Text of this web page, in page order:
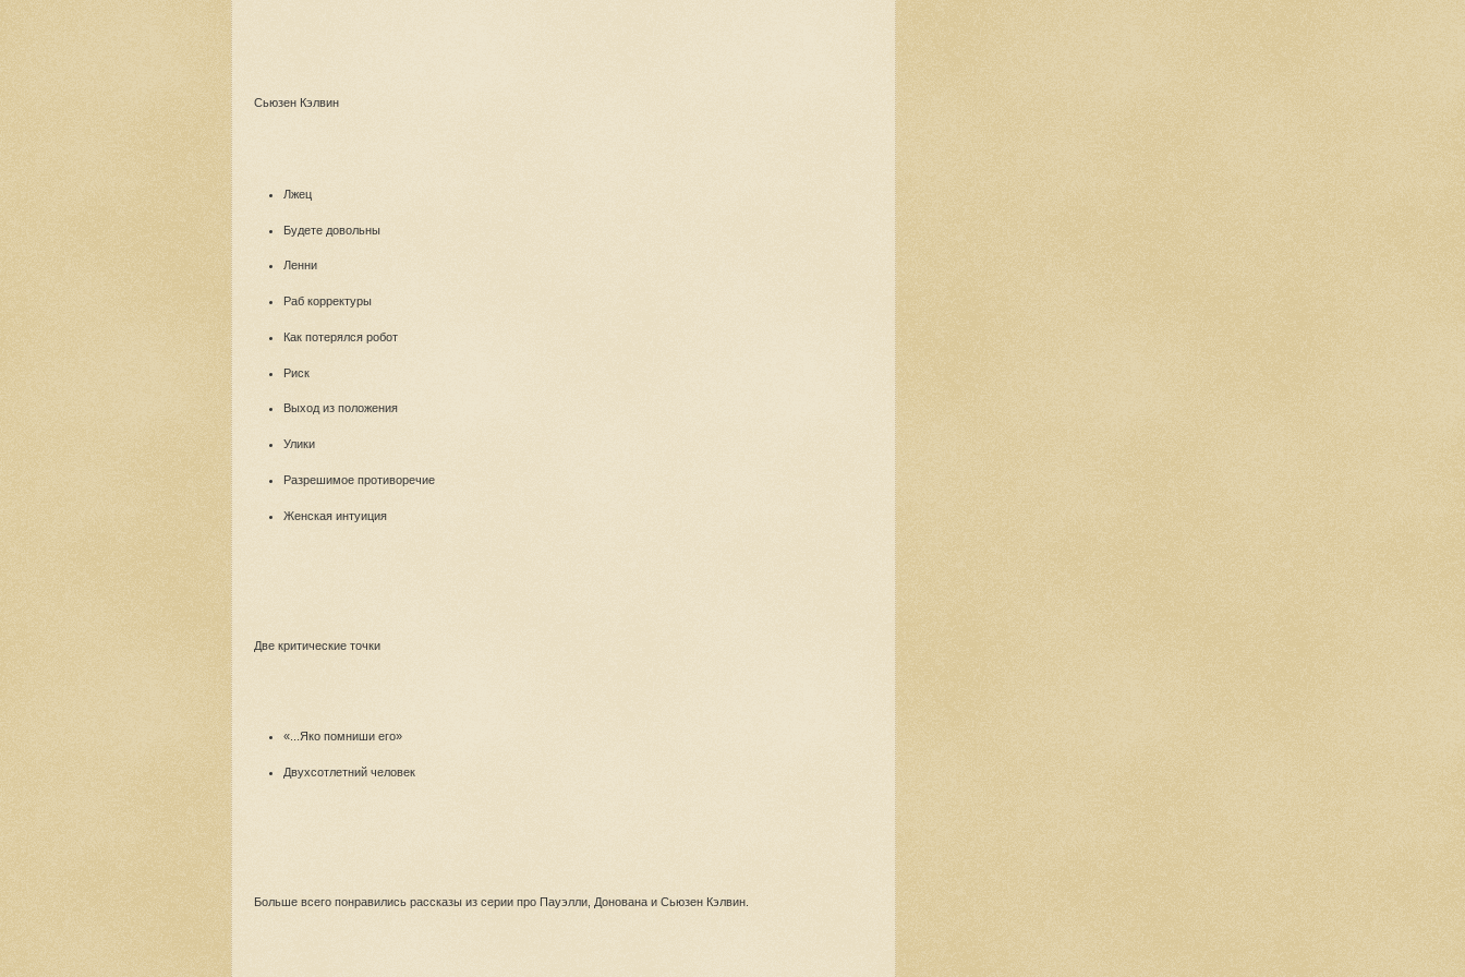
Сьюзен Кэлвин
Лжец
Будете довольны
Ленни
Раб корректуры
Как потерялся робот
Риск
Выход из положения
Улики
Разрешимое противоречие
Женская интуиция
Две критические точки
«...Яко помниши его»
Двухсотлетний человек
Больше всего понравились рассказы из серии про Пауэлли, Донована и Сьюзен Кэлвин.